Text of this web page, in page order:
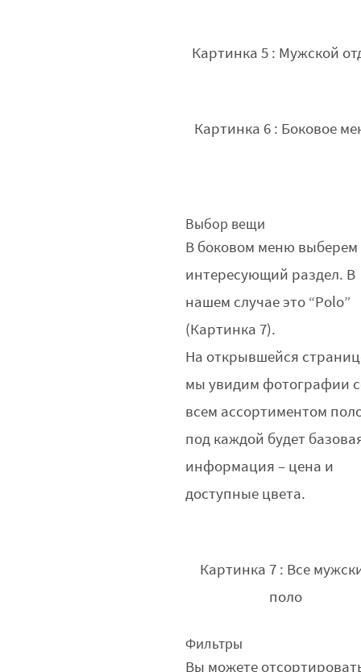
Картинка 5 : Мужской
Картинка 6 : Боковое
Выбор вещи
В боковом меню выберем
интересующий раздел. В
нашем случае это “Polo”
(Картинка 7).
На открывшейся
мы увидим фотографии
всем ассортиментом
под каждой будет
информация – цена и
доступные цвета.
Картинка 7 : Все
поло
Фильтры
Вы можете